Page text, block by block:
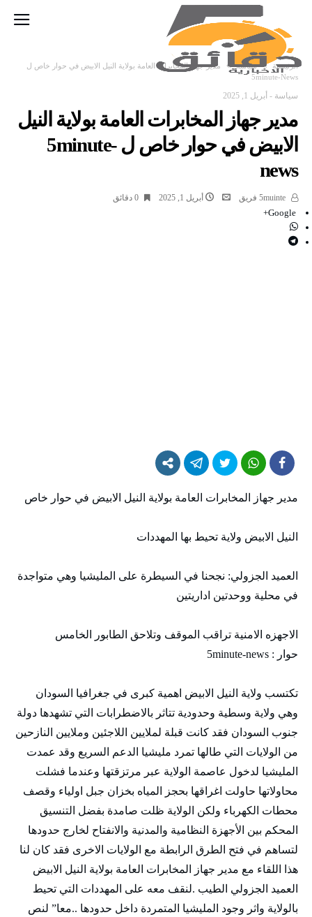
‫الرئيسية‬ سياسة
مدير جهاز المخابرات العامة بولاية النيل الابيض في حوار خاص ل
5minute-News
سياسة - أبريل 1, 2025
مدير جهاز المخابرات العامة بولاية النيل
الابيض في حوار خاص ل 5minute-
news
أبريل 1, 2025 0 ‫دقائق‬
Google+
مدير جهاز المخابرات العامة بولاية النيل الابيض في حوار خاص
النيل الابيض ولاية تحيط بها المهددات
العميد الجزولي: نجحنا في السيطرة على المليشيا وهي متواجدة
في محلية ووحدتين اداريتين
الاجهزه الامنية تراقب الموقف وتلاحق الطابور الخامس
حوار : 5minute-news
تكتسب ولاية النيل الابيض اهمية كبرى في جغرافيا السودان
وهي ولاية وسطية وحدودية تتاثر بالاضطرابات التي تشهدها دولة
جنوب السودان فقد كانت قبلة لملايين اللاجئين وملايين النازحين
من الولايات التي طالها تمرد مليشيا الدعم السريع وقد عمدت
المليشيا لدخول عاصمة الولاية عبر مرتزقتها وعندما فشلت
محاولاتها حاولت اغراقها بحجز المياه بخزان جبل اولياء وقصف
محطات الكهرباء ولكن الولاية ظلت صامدة بفضل التنسيق
المحكم بين الأجهزة النظامية والمدنية والانفتاح لخارج حدودها
لتساهم في فتح الطرق الرابطة مع الولايات الاخرى فقد كان لنا
هذا اللقاء مع مدير جهاز المخابرات العامة بولاية النيل الابيض
العميد الجزولي الطيب .لنقف معه على المهددات التي تحيط
بالولاية واثر وجود المليشيا المتمردة داخل حدودها ..معا” لنص